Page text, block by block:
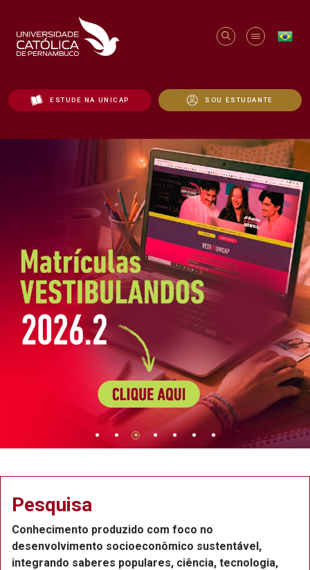
ESTUDE NA UNICAP SOU ESTUDANTE
no
sustentável,
tecnologia,
Projetos de extensão na
Recife, com a participação de
funcionários e estudantes, que